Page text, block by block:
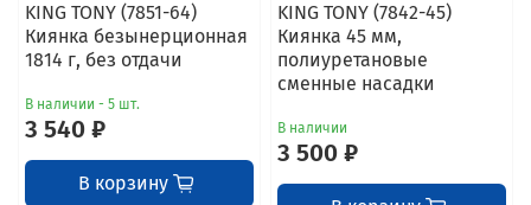
KING TONY (7851-64)
Киянка безынерционная
1814 г, без отдачи
В наличии - 5 шт.
3 540 ₽
В корзину
KING TONY (7842-45)
Киянка 45 мм,
полиуретановые
сменные насадки
В наличии
3 500 ₽